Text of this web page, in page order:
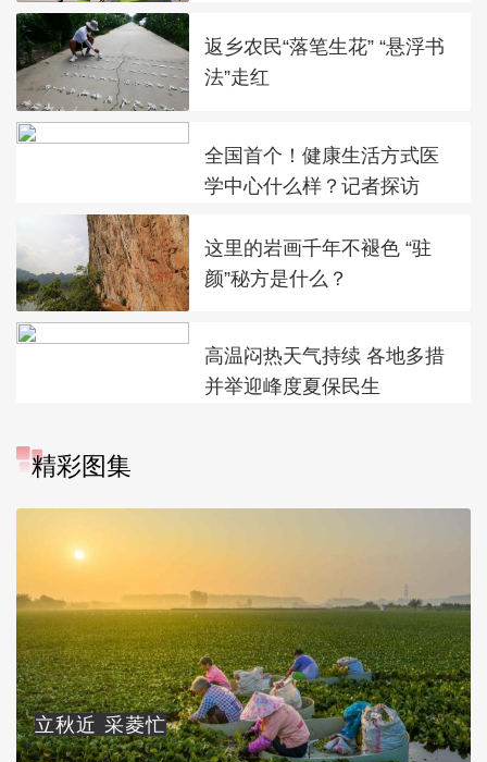
返乡农民“落笔生花” “悬浮书
法”走红
全国首个！健康生活方式医
学中心什么样？记者探访
这里的岩画千年不褪色 “驻
颜”秘方是什么？
高温闷热天气持续 各地多措
并举迎峰度夏保民生
精彩图集
立秋近 采菱忙